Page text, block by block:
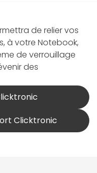
de relier vos
à votre Notebook,
de verrouillage
des
Clicktronic